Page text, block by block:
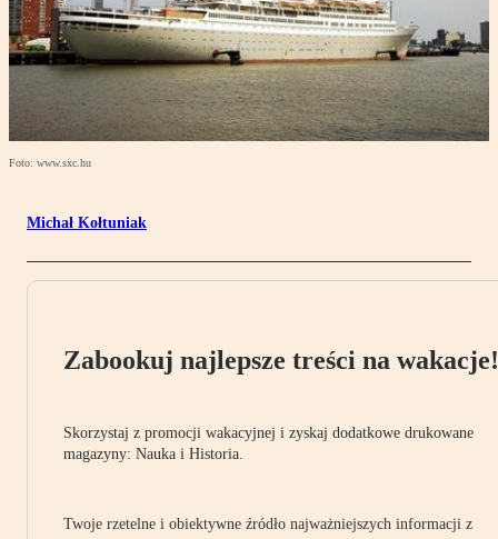
Foto: www.sxc.hu
Michał Kołtuniak
Zabookuj najlepsze treści na wakacje!
Skorzystaj z promocji wakacyjnej i zyskaj dodatkowe drukowane
magazyny: Nauka i Historia.
Twoje rzetelne i obiektywne źródło najważniejszych informacji z